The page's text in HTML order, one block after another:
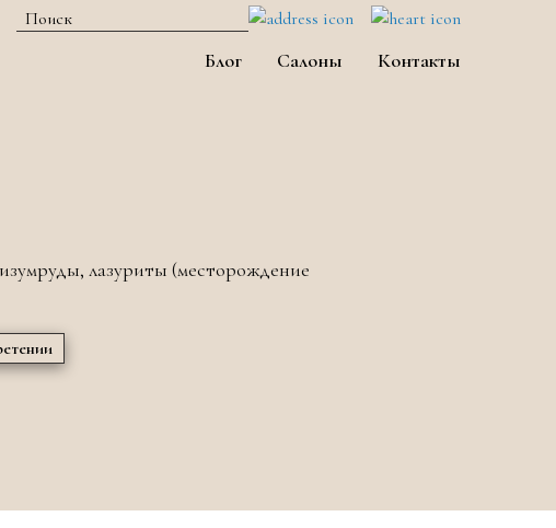
Блог Салоны Контакты
лазуриты (месторождение